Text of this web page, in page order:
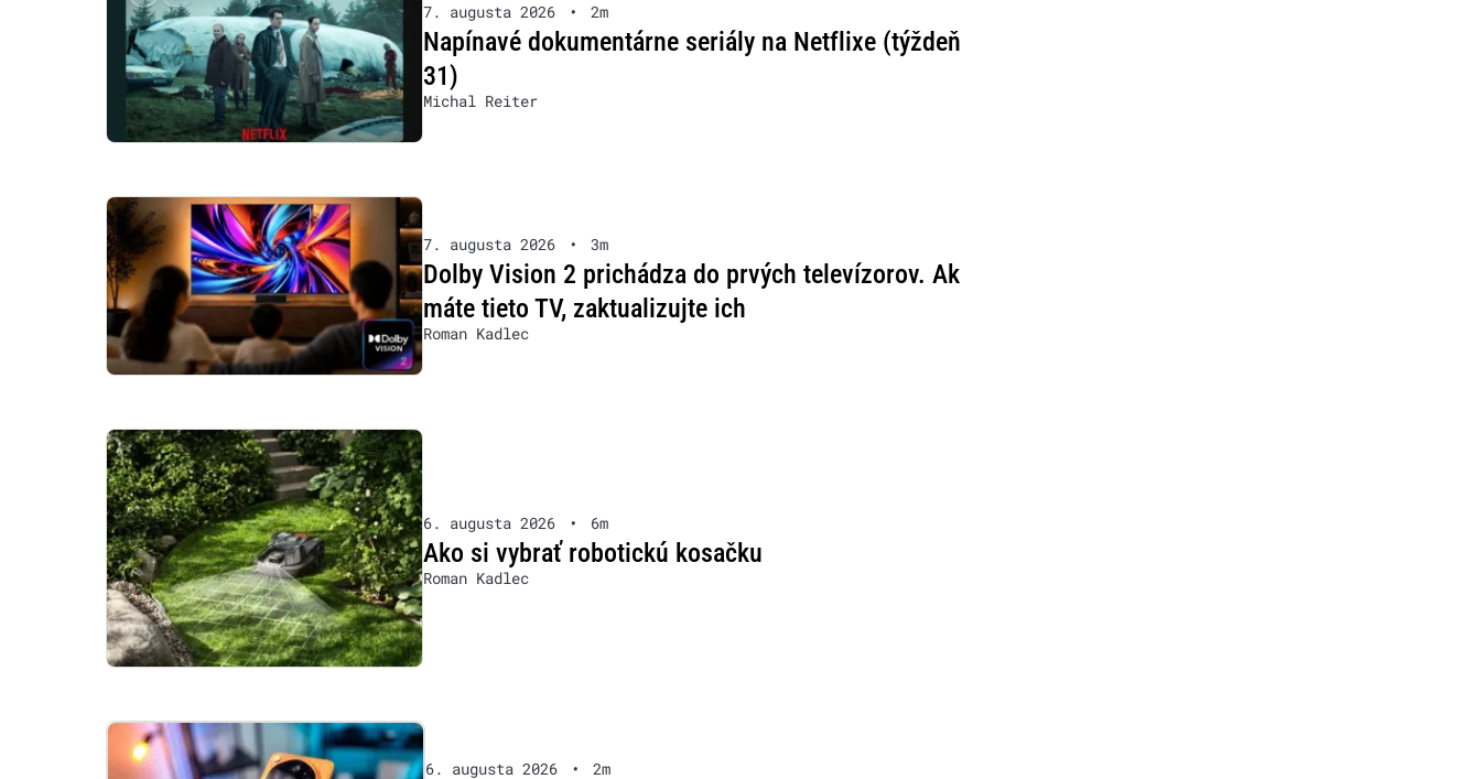
7. augusta 2026 • 2m
Napínavé dokumentárne seriály na Netflixe (týždeň
31)
Michal Reiter
7. augusta 2026 • 3m
Dolby Vision 2 prichádza do prvých televízorov. Ak
máte tieto TV, zaktualizujte ich
Roman Kadlec
6. augusta 2026 • 6m
Ako si vybrať robotickú kosačku
Roman Kadlec
6. augusta 2026 • 2m